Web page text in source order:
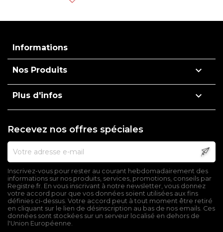
Informations
Nos Produits 
Plus d'infos 
Recevez nos offres spéciales
Inscrivez-vous pour rester au courant hebdomadairement des
informations sur nos produits, services, promotions, conseils par
Registre.fr. En vous inscrivant à notre newsletter, vous donnez
votre accord pour que vos données soient utilisées aux fins
définies ci-dessus. Votre accord peut à tout moment être retiré
en cliquant sur le lien de désinscription au bas de nos emails. Ces
données sont stockées sur un serveur localisé en dehors de
l'Union Européenne.